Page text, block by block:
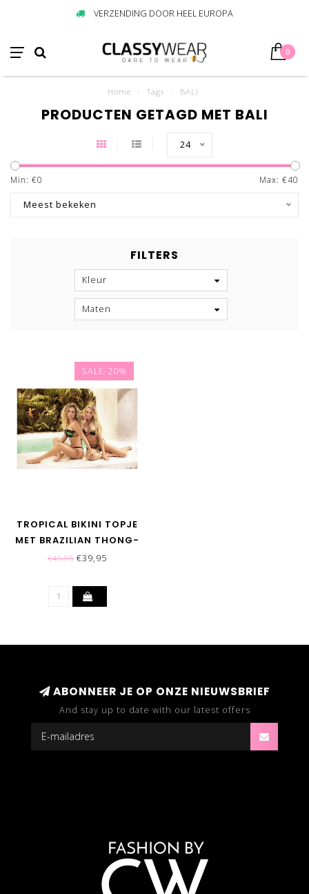
VERZENDING DOOR HEEL EUROPA
0
Home Tags BALI
PRODUCTEN GETAGD MET BALI
24
Min: €0 Max: €40
Meest bekeken
FILTERS
Kleur
Maten
SALE-20%
TROPICAL BIKINI TOPJE
MET BRAZILIAN THONG-
BALI
€49,95 €39,95
ABONNEER JE OP ONZE NIEUWSBRIEF
And stay up to date with our latest offers